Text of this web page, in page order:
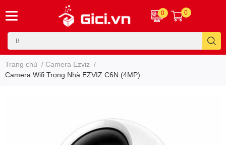
0 0
Trang chủ / Camera Ezviz /
Camera Wifi Trong Nhà EZVIZ C6N (4MP)